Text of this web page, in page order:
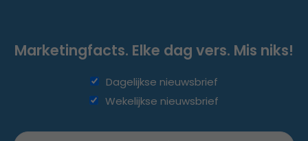
Marketingfacts. Elke dag vers. Mis niks!
Dagelijkse nieuwsbrief
Wekelijkse nieuwsbrief